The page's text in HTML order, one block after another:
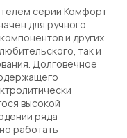
серии Комфорт
для ручного
и других
так и
Долговечное
высокой
ряда
работать